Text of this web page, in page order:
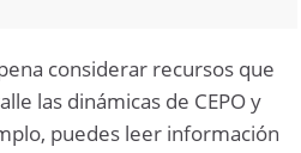
considerar recursos que
las dinámicas de CEPO y
puedes leer información